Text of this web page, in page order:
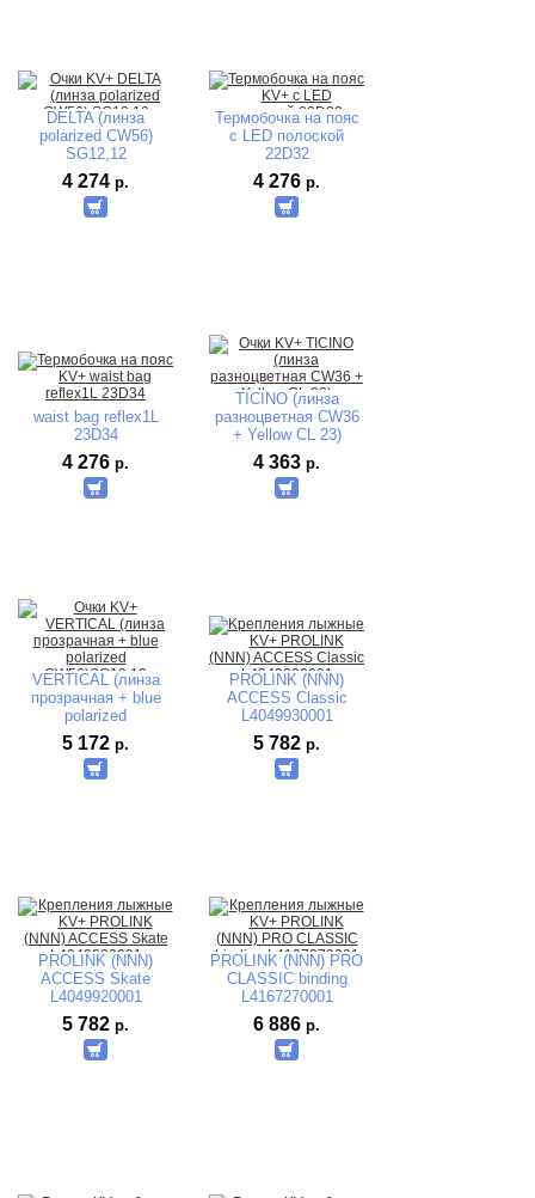
DELTA (линза
polarized CW56)
SG12,12
4 274 р.
Термобочка на пояс
c LED полоской
22D32
4 276 р.
waist bag reflex1L
23D34
4 276 р.
TICINO (линза
разноцветная CW36
+ Yellow CL 23)
4 363 р.
VERTICAL (линза
прозрачная + blue
polarized
CW56)SG13,12
5 172 р.
PROLINK (NNN)
ACCESS Classic
L4049930001
5 782 р.
PROLINK (NNN)
ACCESS Skate
L4049920001
5 782 р.
PROLINK (NNN) PRO
CLASSIC binding
L4167270001
6 886 р.